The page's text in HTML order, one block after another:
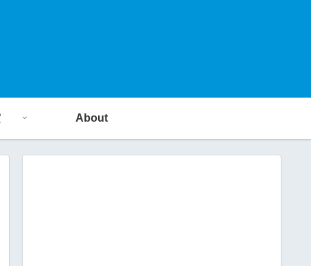
About